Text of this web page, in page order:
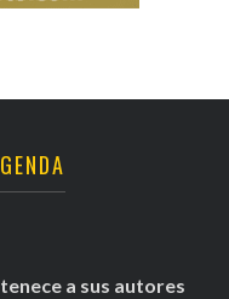
a sus autores